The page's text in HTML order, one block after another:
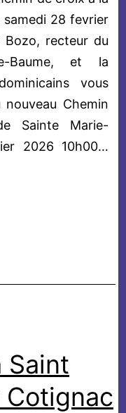
samedi 28 fevrier
recteur du
Baume, et la
vous
Chemin
Sainte Marie-
2026 10h00…
Saint